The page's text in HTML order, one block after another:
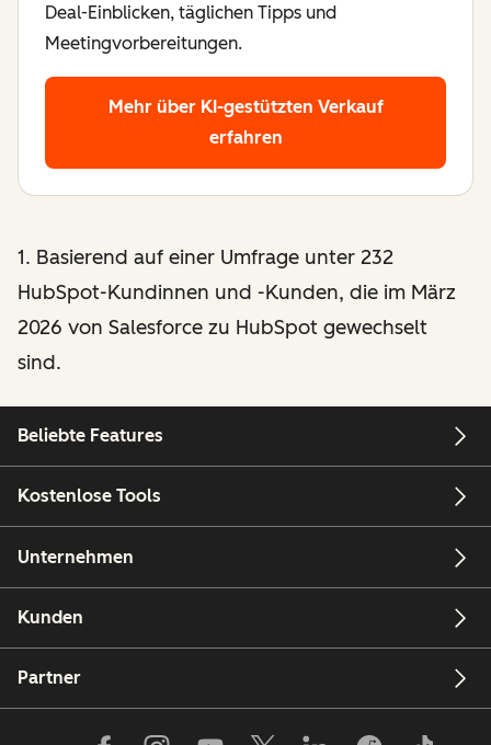
Deal-Einblicken, täglichen Tipps und
Meetingvorbereitungen.
Mehr über KI-gestützten Verkauf
erfahren
1. Basierend auf einer Umfrage unter 232
HubSpot-Kundinnen und -Kunden, die im März
2026 von Salesforce zu HubSpot gewechselt
sind.
Beliebte Features
Kostenlose Tools
Unternehmen
Kunden
Partner